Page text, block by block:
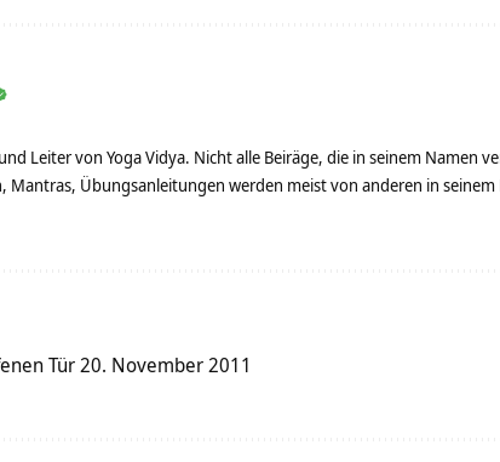
Leiter von Yoga Vidya. Nicht alle Beiräge, die in seinem
Mantras, Übungsanleitungen werden meist von anderen in
Tür 20. November 2011